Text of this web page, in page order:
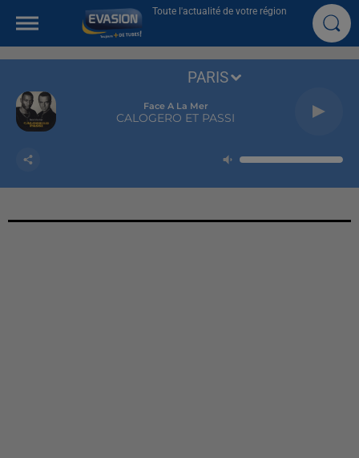
Toute l'actualité de votre région
Face A La Mer
CALOGERO ET PASSI
PARIS